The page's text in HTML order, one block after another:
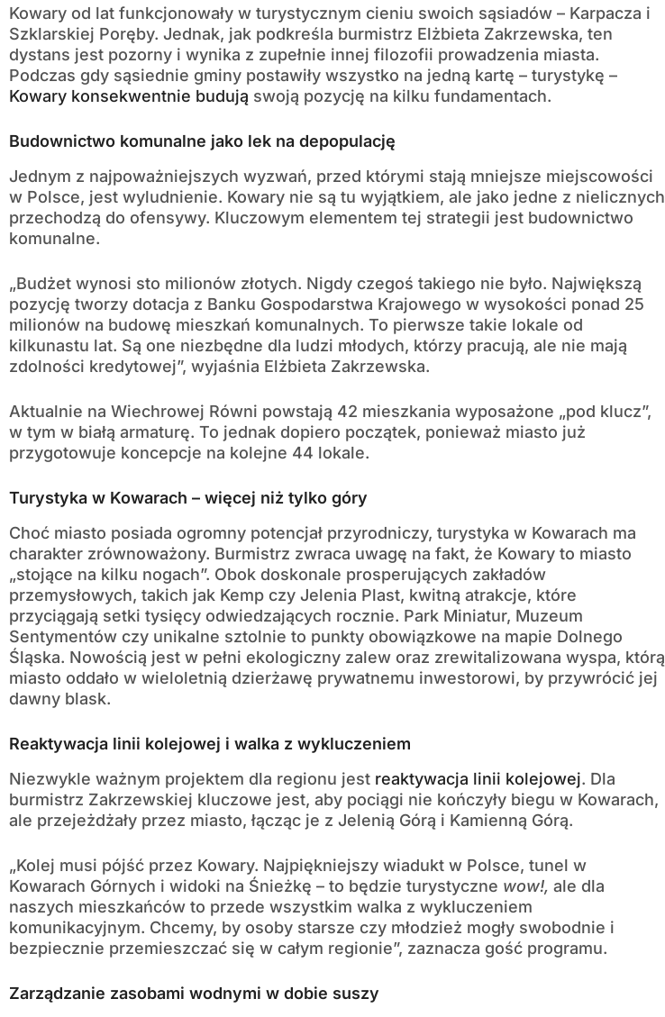
Kowary od lat funkcjonowały w turystycznym cieniu swoich sąsiadów – Karpacza i
Szklarskiej Poręby. Jednak, jak podkreśla burmistrz Elżbieta Zakrzewska, ten
dystans jest pozorny i wynika z zupełnie innej filozofii prowadzenia miasta.
Podczas gdy sąsiednie gminy postawiły wszystko na jedną kartę – turystykę –
Kowary konsekwentnie budują swoją pozycję na kilku fundamentach.
Budownictwo komunalne jako lek na depopulację
Jednym z najpoważniejszych wyzwań, przed którymi stają mniejsze miejscowości
w Polsce, jest wyludnienie. Kowary nie są tu wyjątkiem, ale jako jedne z nielicznych
przechodzą do ofensywy. Kluczowym elementem tej strategii jest budownictwo
komunalne.
„Budżet wynosi sto milionów złotych. Nigdy czegoś takiego nie było. Największą
pozycję tworzy dotacja z Banku Gospodarstwa Krajowego w wysokości ponad 25
milionów na budowę mieszkań komunalnych. To pierwsze takie lokale od
kilkunastu lat. Są one niezbędne dla ludzi młodych, którzy pracują, ale nie mają
zdolności kredytowej”, wyjaśnia Elżbieta Zakrzewska.
Aktualnie na Wiechrowej Równi powstają 42 mieszkania wyposażone „pod klucz”,
w tym w białą armaturę. To jednak dopiero początek, ponieważ miasto już
przygotowuje koncepcje na kolejne 44 lokale.
Turystyka w Kowarach – więcej niż tylko góry
Choć miasto posiada ogromny potencjał przyrodniczy, turystyka w Kowarach ma
charakter zrównoważony. Burmistrz zwraca uwagę na fakt, że Kowary to miasto
„stojące na kilku nogach”. Obok doskonale prosperujących zakładów
przemysłowych, takich jak Kemp czy Jelenia Plast, kwitną atrakcje, które
przyciągają setki tysięcy odwiedzających rocznie. Park Miniatur, Muzeum
Sentymentów czy unikalne sztolnie to punkty obowiązkowe na mapie Dolnego
Śląska. Nowością jest w pełni ekologiczny zalew oraz zrewitalizowana wyspa, którą
miasto oddało w wieloletnią dzierżawę prywatnemu inwestorowi, by przywrócić jej
dawny blask.
Reaktywacja linii kolejowej i walka z wykluczeniem
Niezwykle ważnym projektem dla regionu jest reaktywacja linii kolejowej. Dla
burmistrz Zakrzewskiej kluczowe jest, aby pociągi nie kończyły biegu w Kowarach,
ale przejeżdżały przez miasto, łącząc je z Jelenią Górą i Kamienną Górą.
„Kolej musi pójść przez Kowary. Najpiękniejszy wiadukt w Polsce, tunel w
Kowarach Górnych i widoki na Śnieżkę – to będzie turystyczne wow!, ale dla
naszych mieszkańców to przede wszystkim walka z wykluczeniem
komunikacyjnym. Chcemy, by osoby starsze czy młodzież mogły swobodnie i
bezpiecznie przemieszczać się w całym regionie”, zaznacza gość programu.
Zarządzanie zasobami wodnymi w dobie suszy